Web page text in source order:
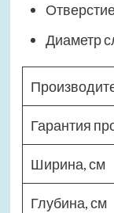
Диаметр
Гарантия
Ширина, см
Глубина, см